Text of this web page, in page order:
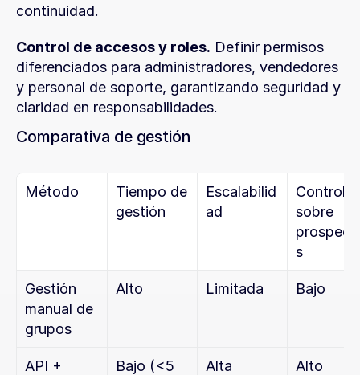
continuidad.
Control de accesos y roles. Definir permisos
diferenciados para administradores, vendedores
y personal de soporte, garantizando seguridad y
claridad en responsabilidades.
Comparativa de gestión
Método
Tiempo de
gestión
Escalabilid
ad
Control
sobre
s
Gestión
manual de
grupos
Alto Limitada Bajo
API +
Bajo (<5
Alta Alto